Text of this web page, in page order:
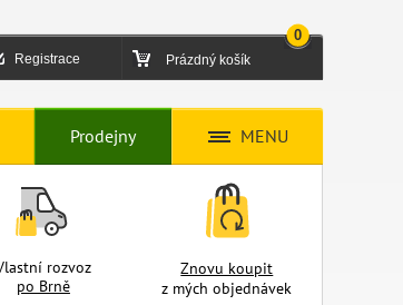
Registrace Prázdný košík
0
Prodejny MENU
rozvoz
po Brně
Znovu koupit
z mých objednávek